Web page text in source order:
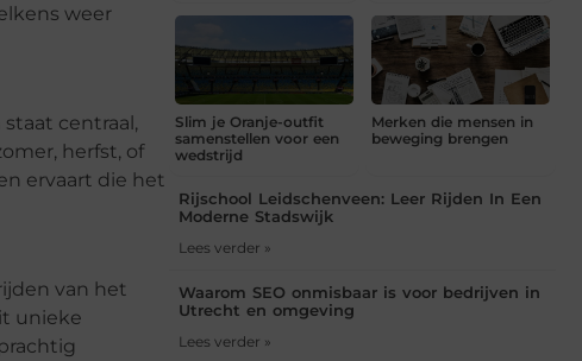
weer
centraal,
herfst, of
ervaart die het
van het
unieke
Slim je Oranje-outfit
samenstellen voor een
wedstrijd
Merken die mensen in
beweging brengen
Rijschool Leidschenveen: Leer Rijden In Een
Moderne Stadswijk
Lees verder »
Waarom SEO onmisbaar is voor bedrijven in
Utrecht en omgeving
Lees verder »